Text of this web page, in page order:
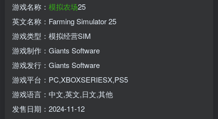
游戏名称： 模拟农场25
英文名称：Farming Simulator 25
游戏类型：模拟经营SIM
游戏制作：Giants Software
游戏发行：Giants Software
游戏平台：PC,XBOXSERIESX,PS5
游戏语言：中文,英文,日文,其他
发售日期：2024-11-12